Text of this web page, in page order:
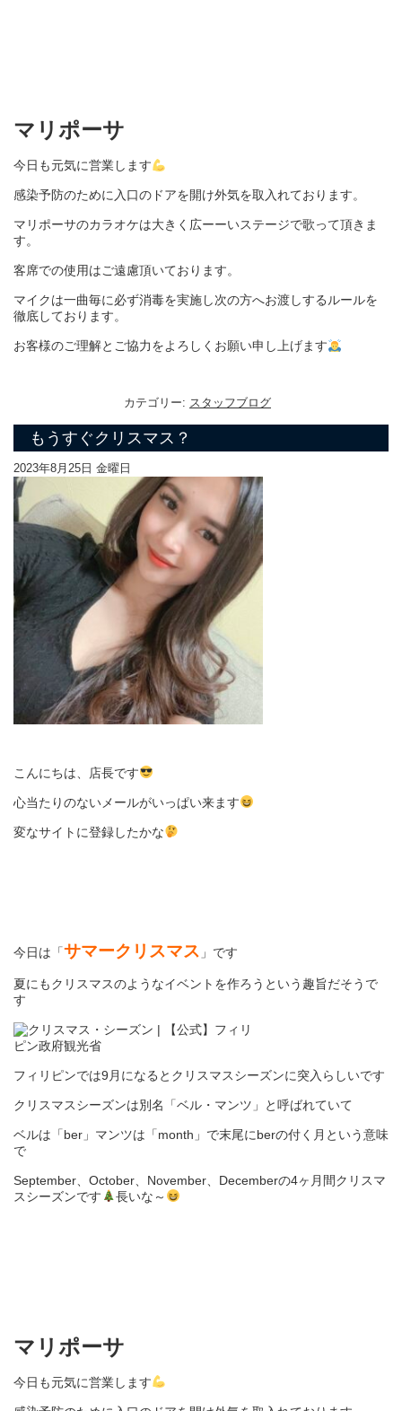
マリポーサ
今日も元気に営業します
感染予防のために入口のドアを開け外気を取入れております。
マリポーサのカラオケは大きく広ーーいステージで歌って頂きま
す。
客席での使用はご遠慮頂いております。
マイクは一曲毎に必ず消毒を実施し次の方へお渡しするルールを
徹底しております。
お客様のご理解とご協力をよろしくお願い申し上げます
カテゴリー: スタッフブログ
もうすぐクリスマス？
2023年8月25日 金曜日
こんにちは、店長です
心当たりのないメールがいっぱい来ます
変なサイトに登録したかな
今日は「サマークリスマス 」です
夏にもクリスマスのようなイベントを作ろうという趣旨だそうで
す
フィリピンでは9月になるとクリスマスシーズンに突入らしいです
クリスマスシーズンは別名「ベル・マンツ」と呼ばれていて
ベルは「ber」マンツは「month」で末尾にberの付く月という意味
で
September、October、November、Decemberの4ヶ月間クリスマ
スシーズンです
長いな～
マリポーサ
今日も元気に営業します